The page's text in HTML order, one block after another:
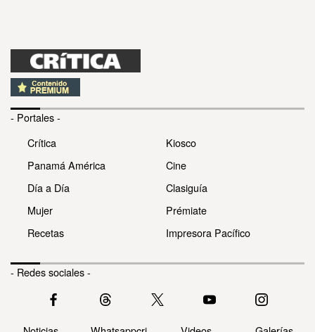
- Portales -
Crítica
Panamá América
Día a Día
Mujer
Recetas
Kiosco
Cine
Clasiguía
Prémiate
Impresora Pacífico
- Redes sociales -